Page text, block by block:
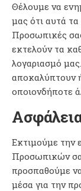
Θέλουμε να
μας ότι αυτά
Προσωπικές
εκτελούν τα
λογαριασμό
αποκαλύπτουν
οποιονδήποτε
Εκτιμούμε την
Προσωπικών
προσπαθούμε
μέσα για την